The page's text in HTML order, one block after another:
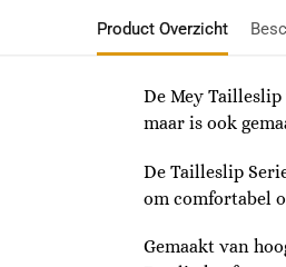
Product Overzicht
De Mey
maar is ook
De Tailleslip
om comfortabel
Gemaakt van